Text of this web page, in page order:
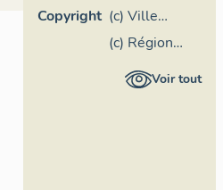
Copyright (c) Ville
d'Angers
(c) Région
Pays de laVoir tout